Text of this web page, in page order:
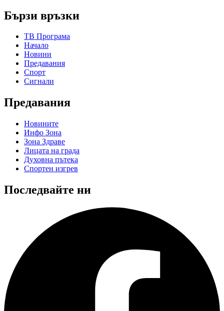
Бързи връзки
ТВ Програма
Начало
Новини
Предавания
Спорт
Сигнали
Предавания
Новините
Инфо Зона
Зона Здраве
Лицата на града
Духовна пътека
Спортен изгрев
Последвайте ни